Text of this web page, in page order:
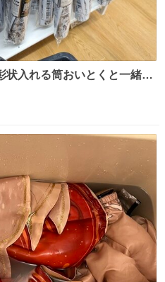
状入れる筒おいとくと一緒に